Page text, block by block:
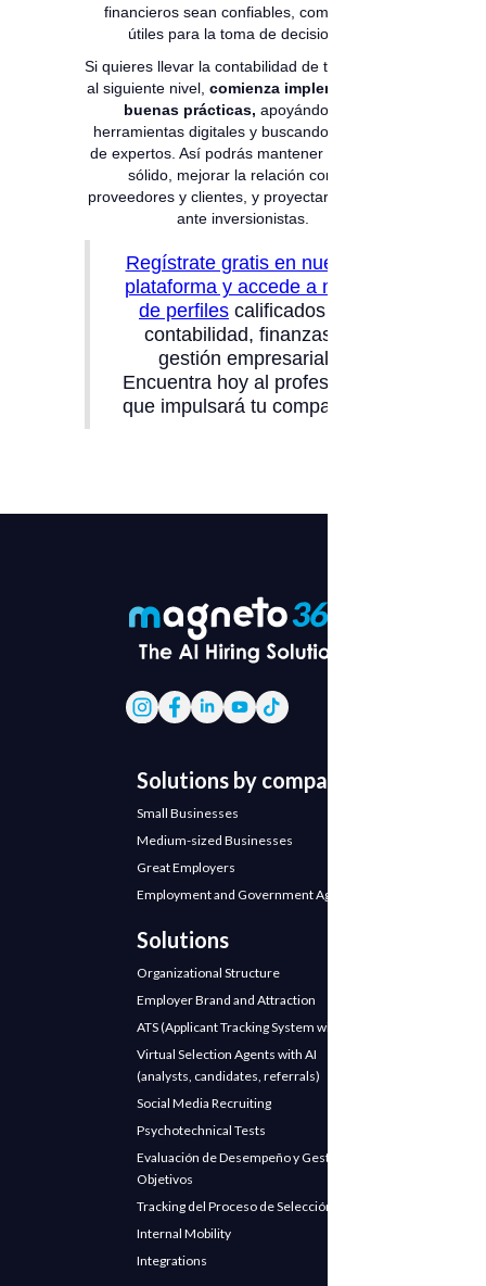
financieros sean confiables, completos y
útiles para la toma de decisiones.
Si quieres llevar la contabilidad de tu empresa
al siguiente nivel, comienza implementando
buenas prácticas, apoyándote en
herramientas digitales y buscando asesoría
de expertos. Así podrás mantener un control
sólido, mejorar la relación con tus
proveedores y clientes, y proyectar confianza
ante inversionistas.
Regístrate gratis en nuestra
plataforma y accede a miles
de perfiles calificados en
contabilidad, finanzas y
gestión empresarial.
Encuentra hoy al profesional
que impulsará tu compañía.”
Solutions by company
Small Businesses
Medium-sized Businesses
Great Employers
Employment and Government Agencies
Solutions
Organizational Structure
Employer Brand and Attraction
ATS (Applicant Tracking System with AI)
Virtual Selection Agents with AI
(analysts, candidates, referrals)
Social Media Recruiting
Psychotechnical Tests
Evaluación de Desempeño y Gestión de
Objetivos
Tracking del Proceso de Selección
Internal Mobility
Integrations